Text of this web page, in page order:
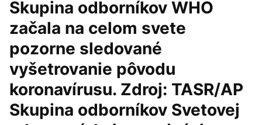
Skupina odborníkov WHO
začala na celom svete
pozorne sledované
vyšetrovanie pôvodu
koronavírusu. Zdroj: TASR/AP
Skupina odborníkov Svetovej